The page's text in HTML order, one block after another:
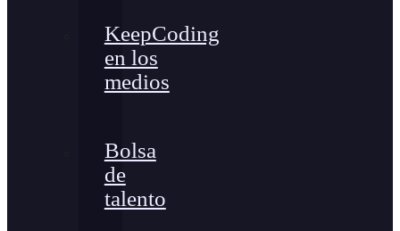
KeepCoding
en los
medios
Bolsa
de
talento